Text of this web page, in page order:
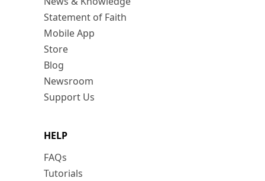
Statement of Faith
Mobile App
Store
Blog
Newsroom
Support Us
HELP
FAQs
Tutorials